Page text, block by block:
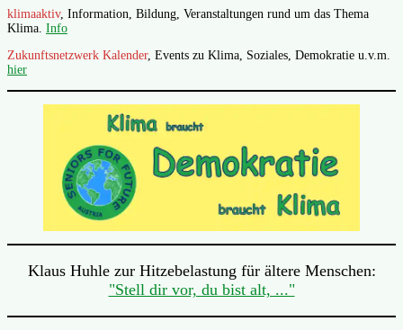
klimaaktiv, Information, Bildung, Veranstaltungen rund um das Thema
Klima. Info
Zukunftsnetzwerk Kalender, Events zu Klima, Soziales, Demokratie u.v.m.
hier
Klaus Huhle zur Hitzebelastung für ältere Menschen:
"Stell dir vor, du bist alt, ..."